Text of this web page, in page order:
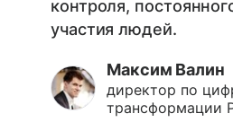
контроля,
участия людей.
Максим Валин
директор по
трансформации